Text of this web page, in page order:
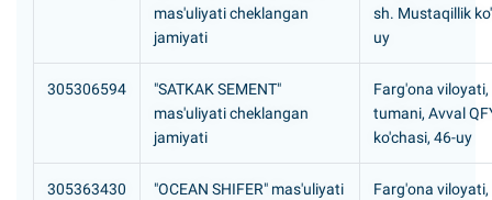
mas'uliyati cheklangan
jamiyati
sh. Mustaqillik
uy
305306594
"SATKAK SEMENT"
mas'uliyati cheklangan
jamiyati
Farg'ona
tumani, Avval
ko'chasi, 46-uy
305363430
"OCEAN SHIFER" mas'uliyati
Farg'ona